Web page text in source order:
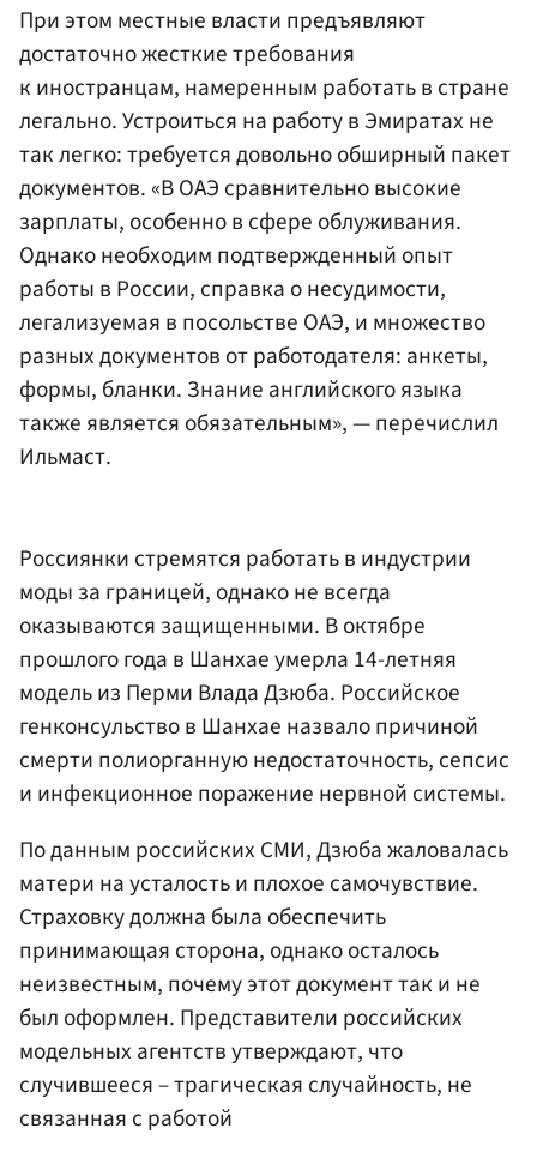
При этом местные власти предъявляют
достаточно жесткие требования
к иностранцам, намеренным работать в стране
легально. Устроиться на работу в Эмиратах не
так легко: требуется довольно обширный пакет
документов. «В ОАЭ сравнительно высокие
зарплаты, особенно в сфере облуживания.
Однако необходим подтвержденный опыт
работы в России, справка о несудимости,
легализуемая в посольстве ОАЭ, и множество
разных документов от работодателя: анкеты,
формы, бланки. Знание английского языка
также является обязательным», — перечислил
Ильмаст.
Россиянки стремятся работать в индустрии
моды за границей, однако не всегда
оказываются защищенными. В октябре
прошлого года в Шанхае умерла 14-летняя
модель из Перми Влада Дзюба. Российское
генконсульство в Шанхае назвало причиной
смерти полиорганную недостаточность, сепсис
и инфекционное поражение нервной системы.
По данным российских СМИ, Дзюба жаловалась
матери на усталость и плохое самочувствие.
Страховку должна была обеспечить
принимающая сторона, однако осталось
неизвестным, почему этот документ так и не
был оформлен. Представители российских
модельных агентств утверждают, что
случившееся – трагическая случайность, не
связанная с работой